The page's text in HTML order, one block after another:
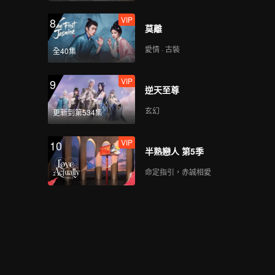
8
全40集
VIP
莫離
愛情 · 古裝
9
更新到第534集
VIP
逆天至尊
玄幻
10 VIP
半熟戀人 第5季
命定指引，赤誠相愛